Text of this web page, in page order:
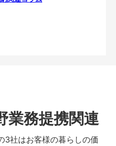
業務提携関連
3社はお客様の暮らしの価